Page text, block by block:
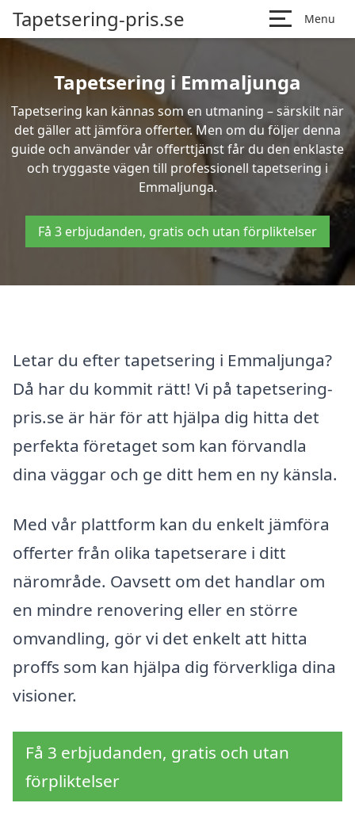
Tapetsering-pris.se Menu
Tapetsering i Emmaljunga
Tapetsering kan kännas som en utmaning – särskilt när
det gäller att jämföra offerter. Men om du följer denna
guide och använder vår offerttjänst får du den enklaste
och tryggaste vägen till professionell tapetsering i
Emmaljunga.
Få 3 erbjudanden, gratis och utan förpliktelser
Letar du efter tapetsering i Emmaljunga?
Då har du kommit rätt! Vi på tapetsering-
pris.se är här för att hjälpa dig hitta det
perfekta företaget som kan förvandla
dina väggar och ge ditt hem en ny känsla.
Med vår plattform kan du enkelt jämföra
offerter från olika tapetserare i ditt
närområde. Oavsett om det handlar om
en mindre renovering eller en större
omvandling, gör vi det enkelt att hitta
proffs som kan hjälpa dig förverkliga dina
visioner.
Få 3 erbjudanden, gratis och utan
förpliktelser